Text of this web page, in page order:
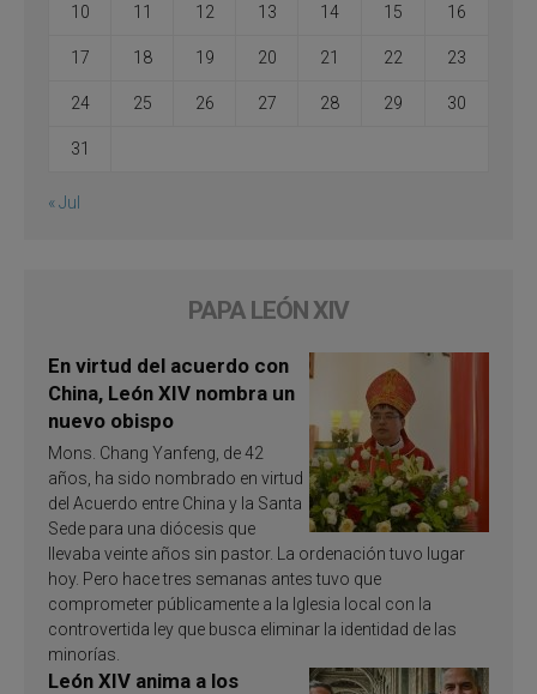
10 11 12 13 14 15 16
17 18 19 20 21 22 23
24 25 26 27 28 29 30
31
« Jul
PAPA LEÓN XIV
En virtud del acuerdo con
China, León XIV nombra un
nuevo obispo
Mons. Chang Yanfeng, de 42
años, ha sido nombrado en virtud
del Acuerdo entre China y la Santa
Sede para una diócesis que
llevaba veinte años sin pastor. La ordenación tuvo lugar
hoy. Pero hace tres semanas antes tuvo que
comprometer públicamente a la Iglesia local con la
controvertida ley que busca eliminar la identidad de las
minorías.
León XIV anima a los